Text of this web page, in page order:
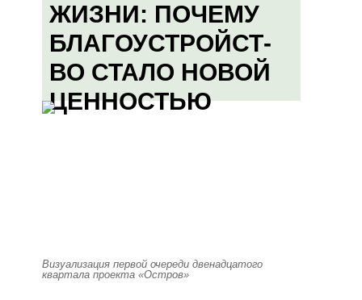
ЖИЗНИ: ПОЧЕМУ
БЛАГОУСТРОЙСТ-
ВО СТАЛО НОВОЙ
ЦЕННОСТЬЮ
Визуализация первой очереди двенадцатого
квартала проекта «Остров»